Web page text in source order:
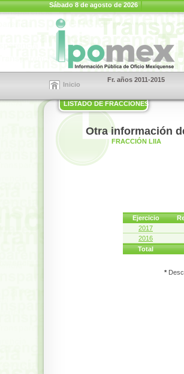
Sábado 8 de agosto de 2026
Inicio
Fr. años 2011-2015
LISTADO DE FRACCIONES
Otra información
FRACCIÓN LIIA
Ejercicio
2017
2016
Total
*